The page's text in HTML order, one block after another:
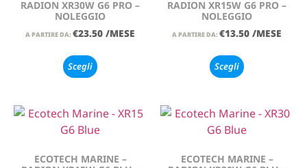
RADION XR30W G6 PRO –
NOLEGGIO
A PARTIRE DA: €23.50 /MESE
Scegli
RADION XR15W G6 PRO –
NOLEGGIO
A PARTIRE DA: €13.50 /MESE
Scegli
ECOTECH MARINE –
ECOTECH MARINE –